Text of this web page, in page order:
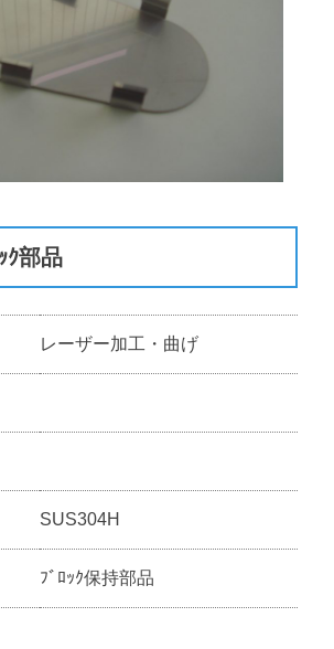
ｸ部品
レーザー加工・曲げ
SUS304H
ﾌﾞﾛｯｸ保持部品